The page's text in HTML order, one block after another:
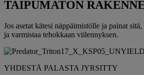
TAIPUMATON
Jos asetat kätesi näppäimistölle ja painat
ja varmistaa tehokkaan viilennyksen.
YHDESTÄ PALASTA JYRSITTY